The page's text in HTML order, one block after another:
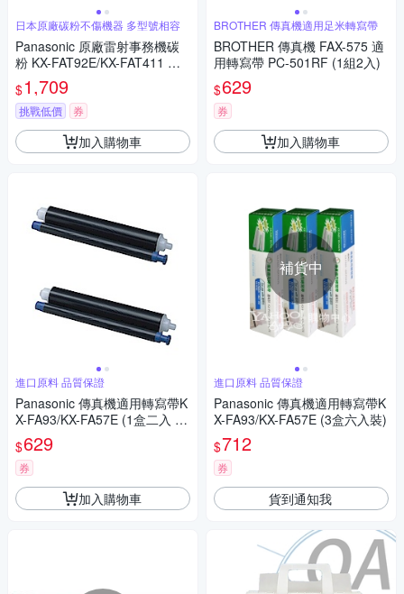
日本原廠碳粉不傷機器 多型號相容
Panasonic 原廠雷射事務機碳
粉 KX-FAT92E/KX-FAT411 共
用3入裝
$1,709
挑戰低價 券
加入購物車
進口原料 品質保證
Panasonic 傳真機適用轉寫帶K
X-FA93/KX-FA57E (1盒二入 /
裸裝包)
$629
券
加入購物車
BROTHER 傳真機適用足米轉寫帶
BROTHER 傳真機 FAX-575 適
用轉寫帶 PC-501RF (1組2入)
$629
券
加入購物車
補貨中
進口原料 品質保證
Panasonic 傳真機適用轉寫帶K
X-FA93/KX-FA57E (3盒六入裝)
$712
券
貨到通知我